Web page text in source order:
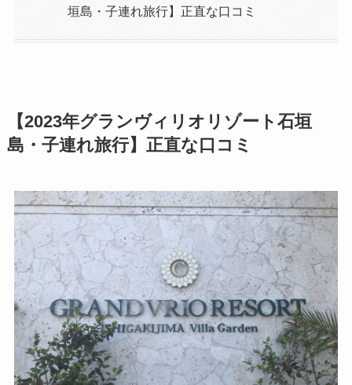
垣島・子連れ旅行】正直な口コミ
【2023年グランヴィリオリゾート石垣
島・子連れ旅行】正直な口コミ